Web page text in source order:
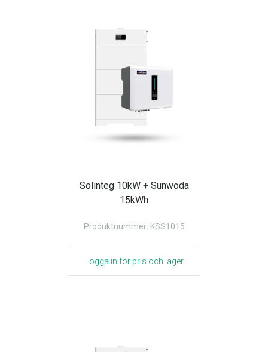
Solinteg 10kW + Sunwoda
15kWh
Produktnummer: KSS1015
Logga in för pris och lager